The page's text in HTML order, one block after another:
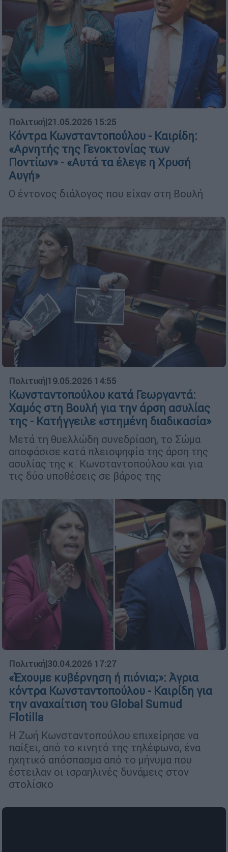
Πολιτική|21.05.2026 15:25
Κόντρα Κωνσταντοπούλου - Καιρίδη:
«Αρνητής της Γενοκτονίας των
Ποντίων» - «Αυτά τα έλεγε η Χρυσή
Αυγή»
Ο έντονος διάλογος που είχαν στη Βουλή
Πολιτική|19.05.2026 14:55
Κωνσταντοπούλου κατά Γεωργαντά:
Χαμός στη Βουλή για την άρση ασυλίας
της - Κατήγγειλε «στημένη διαδικασία»
Μετά τη θυελλώδη συνεδρίαση, το Σώμα
αποφάσισε κατά πλειοψηφία της άρση της
ασυλίας της κ. Κωνσταντοπούλου και για
τις δύο υποθέσεις σε βάρος της
Πολιτική|30.04.2026 17:27
«Έχουμε κυβέρνηση ή πιόνια;»: Άγρια
κόντρα Κωνσταντοπούλου - Καιρίδη για
την αναχαίτιση του Global Sumud
Flotilla
Η Ζωή Κωνσταντοπούλου επιχείρησε να
παίξει, από το κινητό της τηλέφωνο, ένα
ηχητικό απόσπασμα από το μήνυμα που
έστειλαν οι ισραηλινές δυνάμεις στον
στολίσκο